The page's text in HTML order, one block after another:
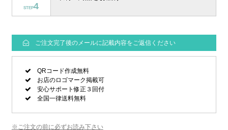
STEP4
ご注文完了後のメールに記載内容をご返信ください
QRコード作成無料
お店のロゴマーク掲載可
安心サポート修正３回付
全国一律送料無料
※ご注文の前に必ずお読み下さい